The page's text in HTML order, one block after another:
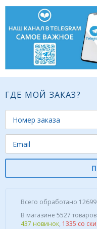
ГДЕ МОЙ ЗАКАЗ?
Всего обработано
В магазине 5527 товаров:
437 новинок, 1335 со